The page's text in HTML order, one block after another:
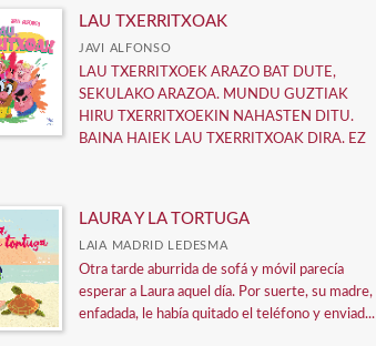
LAU TXERRITXOAK
JAVI ALFONSO
LAU TXERRITXOEK ARAZO BAT DUTE,
SEKULAKO ARAZOA. MUNDU GUZTIAK
HIRU TXERRITXOEKIN NAHASTEN DITU.
BAINA HAIEK LAU TXERRITXOAK DIRA. EZ
LAURA Y LA TORTUGA
LAIA MADRID LEDESMA
Otra tarde aburrida de sofá y móvil parecía
esperar a Laura aquel día. Por suerte, su madre,
enfadada, le había quitado el teléfono y enviad...